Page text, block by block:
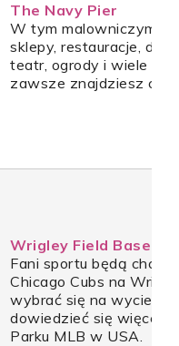
The Navy Pier
W tym malowniczym
sklepy, restauracje,
teatr, ogrody i wiele
zawsze znajdziesz coś
Wrigley Field Baseball
Fani sportu będą
Chicago Cubs na
wybrać się na
dowiedzieć się więcej o
Parku MLB w USA.